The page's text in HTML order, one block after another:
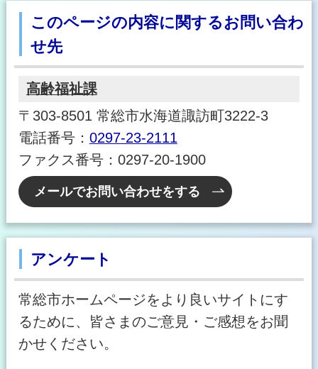
このページの内容に関するお問い合わ
せ先
高齢福祉課
〒303-8501 常総市水海道諏訪町3222-3
電話番号： 0297-23-2111
ファクス番号：0297-20-1900
メールでお問い合わせをする
アンケート
常総市ホームページをより良いサイトにす
るために、皆さまのご意見・ご感想をお聞
かせください。